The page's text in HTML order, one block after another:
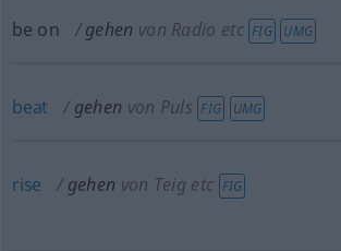
be on gehen von Radio etc FIG UMG
beat gehen von Puls FIG UMG
rise gehen von Teig etc FIG